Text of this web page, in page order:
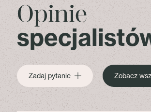
Opinie
Zadaj pytanie Zobacz